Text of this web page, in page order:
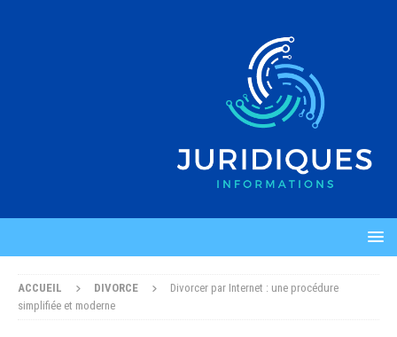
ACCUEIL DIVORCE
Divorcer par Internet : une procédure
simplifiée et moderne